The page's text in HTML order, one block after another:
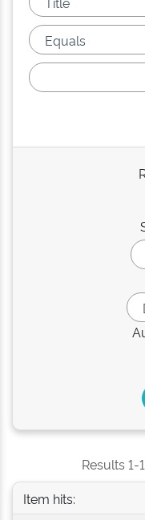
Results 1-
Item hits: